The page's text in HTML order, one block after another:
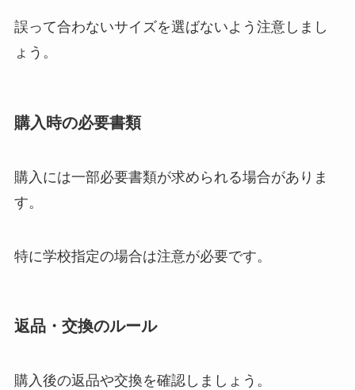
誤って合わないサイズを選ばないよう注意しまし
ょう。
購入時の必要書類
購入には一部必要書類が求められる場合がありま
す。
特に学校指定の場合は注意が必要です。
返品・交換のルール
購入後の返品や交換を確認しましょう。